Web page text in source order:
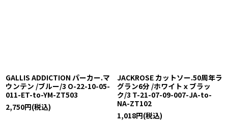
GALLIS ADDICTION パーカー.マ
ウンテン /ブルー/3 O-22-10-05-
011-ET-to-YM-ZT503
2,750円(税込)
JACKROSE カットソー.50周年ラ
グラン6分 /ホワイトｘブラッ
ク/3 T-21-07-09-007-JA-to-
NA-ZT102
1,018円(税込)